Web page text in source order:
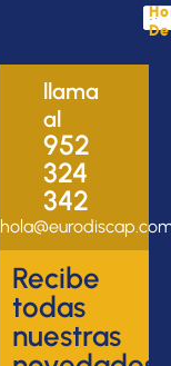
llama
al
952
324
342
Recibe
todas
nuestras